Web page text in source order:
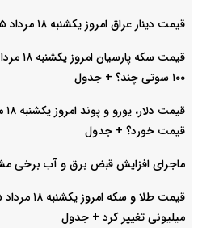
قیمت دینار عراق امروز یکشنبه ۱۸ مرداد ۱۴۰۵ اعلام شد + جدول
۱۰۰ سوتی چند؟ + جدول
قیمت خورد؟ + جدول
ماجرای افزایش قبض برق و آب برخی
میلیونی تغییر کرد + جدول